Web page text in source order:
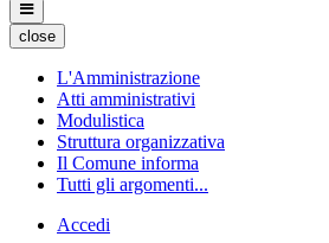
close
L'Amministrazione
Atti amministrativi
Modulistica
Struttura organizzativa
Il Comune informa
Tutti gli argomenti...
Accedi